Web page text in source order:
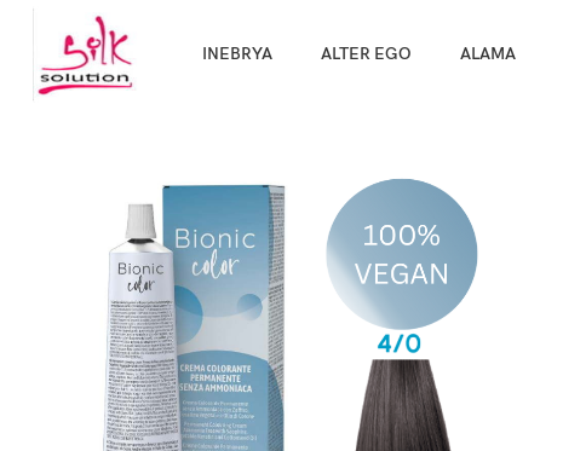
INEBRYA ALTER EGO ALAMA